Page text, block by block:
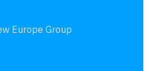
Europe Group